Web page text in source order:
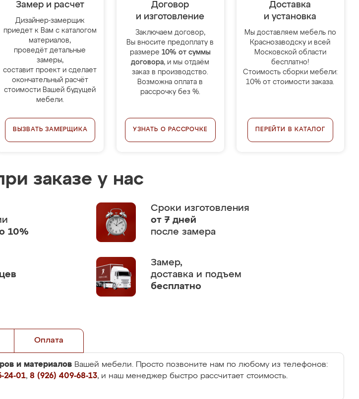
Замер и расчет
Дизайнер-замерщик
приедет к Вам с каталогом
материалов,
проведёт детальные
замеры,
составит проект и сделает
окончательный расчёт
стоимости Вашей будущей
мебели.
ВЫЗВАТЬ ЗАМЕРЩИКА
Договор
и изготовление
Заключаем договор,
Вы вносите предоплату в
размере 10% от суммы
договора, и мы отдаём
заказ в производство.
Возможна оплата в
рассрочку без %.
УЗНАТЬ О РАССРОЧКЕ
Доставка
и установка
Мы доставляем мебель по
Краснозаводску и всей
Московской области
бесплатно!
Стоимость сборки мебели:
10% от стоимости заказа.
ПЕРЕЙТИ В КАТАЛОГ
заказе у нас
10%
Сроки изготовления
от 7 дней
после замера
Замер,
доставка и подъем
бесплатно
Оплата
и материалов Вашей мебели. Просто позвоните нам по любому из телефонов:
24-01, 8 (926) 409-68-13, и наш менеджер быстро рассчитает стоимость.